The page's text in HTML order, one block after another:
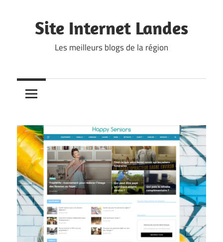
contentSite Internet Landes
Les meilleurs blogs de la région